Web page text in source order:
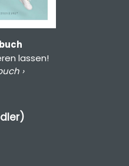
lassen!
›